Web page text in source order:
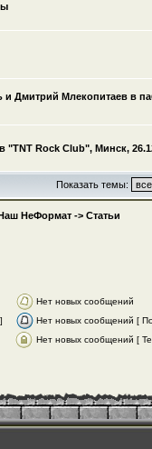
и Дмитрий Млекопитаев в
Rock Club", Минск,
Показать темы:
НеФормат -> Статьи
Нет новых сообщений
Нет новых сообщений [
Нет новых сообщений [